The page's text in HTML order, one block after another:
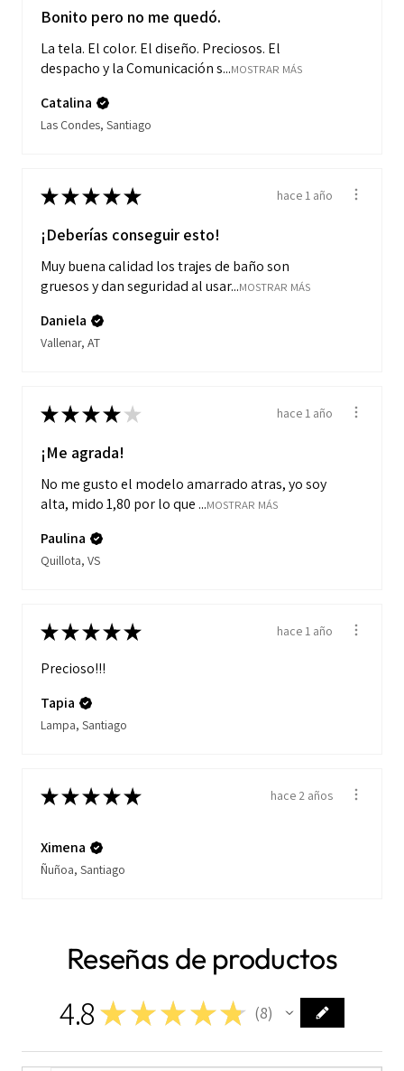
Bonito pero no me quedó.
La tela. El color. El diseño. Preciosos. El
despacho y la Comunicación s...MOSTRAR MÁS
Catalina
Las Condes, Santiago
★★★★★ hace 1 año
¡Deberías conseguir esto!
Muy buena calidad los trajes de baño son
gruesos y dan seguridad al usar...MOSTRAR MÁS
Daniela
Vallenar, AT
★★★★ ★ hace 1 año
¡Me agrada!
No me gusto el modelo amarrado atras, yo soy
alta, mido 1,80 por lo que ...MOSTRAR MÁS
Paulina
Quillota, VS
★★★★★ hace 1 año
Precioso!!!
Tapia
Lampa, Santiago
★★★★★ hace 2 años
Ximena
Ñuñoa, Santiago
Reseñas de productos
4.8★ ★ ★★★ 8
8